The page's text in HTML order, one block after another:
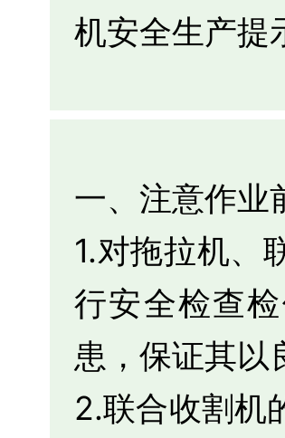
机安全生产提
一、注意作业
1.对拖拉机、
行安全检查
患，保证其以
2.联合收割机